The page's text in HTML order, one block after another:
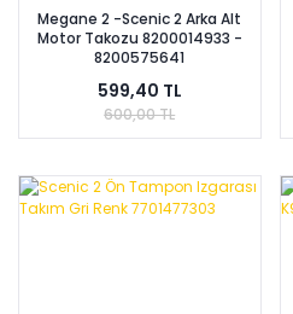
Megane 2 -Scenic 2 Arka Alt
Motor Takozu 8200014933 -
8200575641
599,40 TL
600,00 TL